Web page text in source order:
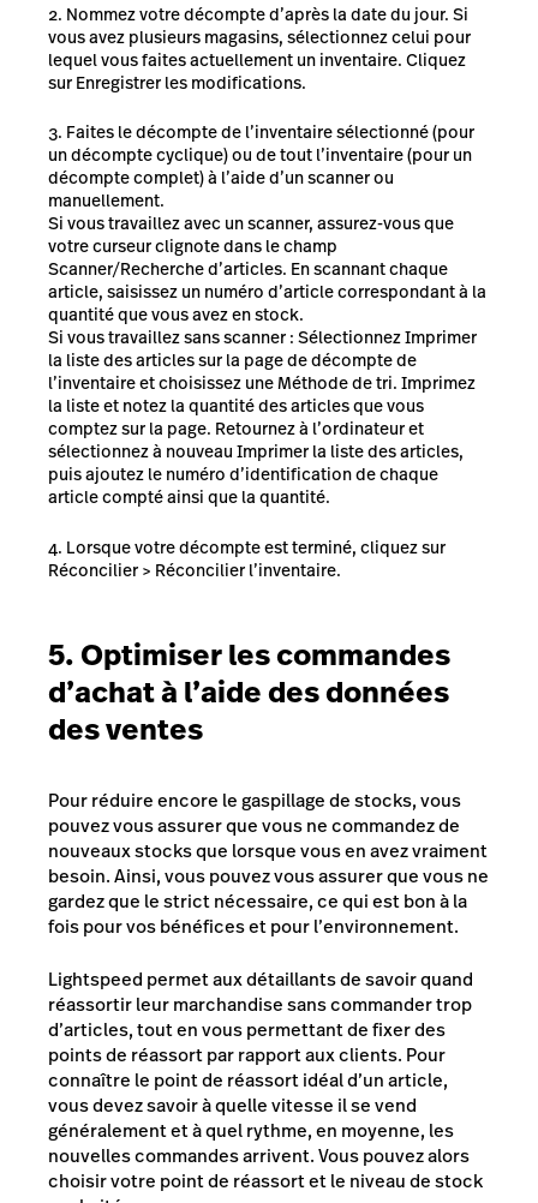
Nommez votre décompte d’après la date du jour. Si
vous avez plusieurs magasins, sélectionnez celui pour
lequel vous faites actuellement un inventaire. Cliquez
sur Enregistrer les modifications.
Faites le décompte de l’inventaire sélectionné (pour
un décompte cyclique) ou de tout l’inventaire (pour un
décompte complet) à l’aide d’un scanner ou
manuellement.
Si vous travaillez avec un scanner, assurez-vous que
votre curseur clignote dans le champ
Scanner/Recherche d’articles. En scannant chaque
article, saisissez un numéro d’article correspondant à la
quantité que vous avez en stock.
Si vous travaillez sans scanner : Sélectionnez Imprimer
la liste des articles sur la page de décompte de
l’inventaire et choisissez une Méthode de tri. Imprimez
la liste et notez la quantité des articles que vous
comptez sur la page. Retournez à l’ordinateur et
sélectionnez à nouveau Imprimer la liste des articles,
puis ajoutez le numéro d’identification de chaque
article compté ainsi que la quantité.
Lorsque votre décompte est terminé, cliquez sur
Réconcilier > Réconcilier l’inventaire.
5. Optimiser les commandes
d’achat à l’aide des données
des ventes
Pour réduire encore le gaspillage de stocks, vous
pouvez vous assurer que vous ne commandez de
nouveaux stocks que lorsque vous en avez vraiment
besoin. Ainsi, vous pouvez vous assurer que vous ne
gardez que le strict nécessaire, ce qui est bon à la
fois pour vos bénéfices et pour l’environnement.
Lightspeed permet aux détaillants de savoir quand
réassortir leur marchandise sans commander trop
d’articles, tout en vous permettant de fixer des
points de réassort par rapport aux clients. Pour
connaître le point de réassort idéal d’un article,
vous devez savoir à quelle vitesse il se vend
généralement et à quel rythme, en moyenne, les
nouvelles commandes arrivent. Vous pouvez alors
choisir votre point de réassort et le niveau de stock